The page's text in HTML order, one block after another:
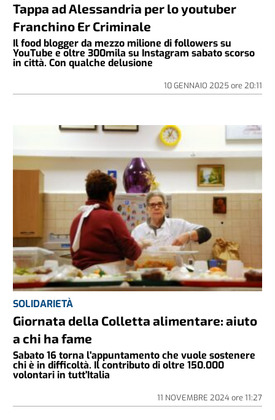
Tappa ad Alessandria per lo youtuber
Franchino Er Criminale
Il food blogger da mezzo milione di followers su
YouTube e oltre 300mila su Instagram sabato scorso
in città. Con qualche delusione
10 GENNAIO 2025ore 20:11
SOLIDARIETÀ
Giornata della Colletta alimentare: aiuto
a chi ha fame
Sabato 16 torna l'appuntamento che vuole sostenere
chi è in difficoltà. Il contributo di oltre 150.000
volontari in tutt'Italia
11 NOVEMBRE 2024ore 11:27